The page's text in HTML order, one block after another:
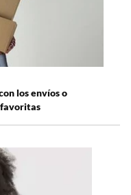
los envíos o
favoritas